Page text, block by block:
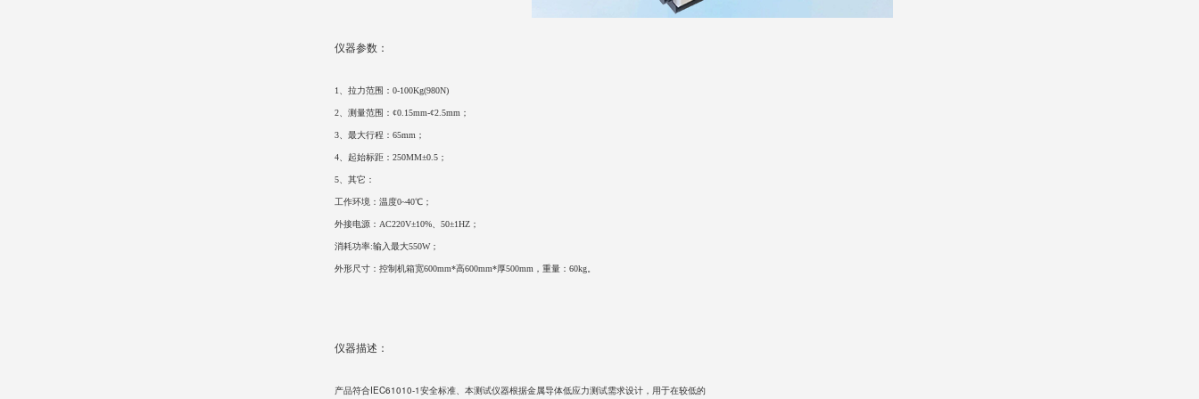
仪器参数：
1、拉力范围：0-100Kg(980N)
2、测量范围：¢0.15mm-¢2.5mm；
3、最大行程：65mm；
4、起始标距：250MM±0.5；
5、其它：
工作环境：温度0~40℃；
外接电源：AC220V±10%、50±1HZ；
消耗功率:输入最大550W；
外形尺寸：控制机箱宽600mm*高600mm*厚500mm，重量：60kg。
仪器描述：
产品符合IEC61010-1安全标准、本测试仪器根据金属导体低应力测试需求设计，用于在较低的